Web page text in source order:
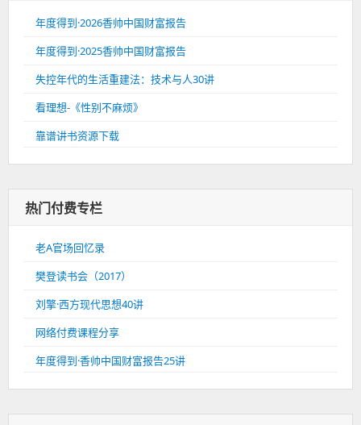
年度得到·2026香帅中国财富报告
年度得到·2025香帅中国财富报告
失控年代的生活重建法：技术与人30讲
看理想-《性别不麻烦》
靠谱讲书资源下载
热门付费专栏
老A官场回忆录
樊登读书会（2017）
刘擎·西方现代思想40讲
网络付费课程分享
年度得到·香帅中国财富报告25讲